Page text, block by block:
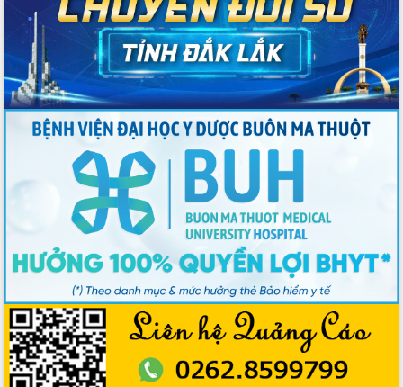
Đắk Lắk sẵn sàng các điều kiện cho
Ngày hội bầu cử đại biểu Quốc hội
khóa XVI và HĐND các cấp nhiệm kỳ
2026-2031
Đảm bảo cuộc bầu cử đại biểu Quốc
hội và đại biểu HĐND các cấp diễn ra
an toàn, hiệu quả, đúng quy định
Thủ tướng Chính phủ Phạm Minh Chính
kiểm tra, chỉ đạo hoàn thành các dự
án cao tốc và thăm khu tái định cư tại
Sôi nổi Hội đua ngựa truyền thống Gò
Thì Thùng mừng Xuân Bính Ngọ 2026
Lãnh đạo tỉnh dâng hương tưởng niệm
Ngành nông nghiệp phấn đấu tăng
trưởng đạt 5,86% trong năm 2026
UBND tỉnh Đắk Lắk triển khai công tác
quốc phòng, quân sự địa phương năm
2026